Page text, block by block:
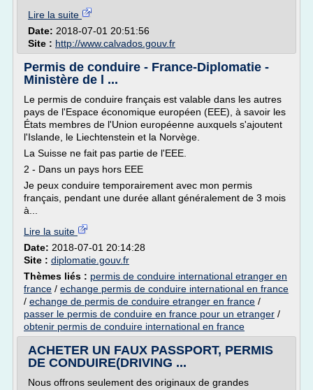
Lire la suite
Date: 2018-07-01 20:51:56
Site : http://www.calvados.gouv.fr
Permis de conduire - France-Diplomatie -
Ministère de l ...
Le permis de conduire français est valable dans les autres
pays de l'Espace économique européen (EEE), à savoir les
États membres de l'Union européenne auxquels s'ajoutent
l'Islande, le Liechtenstein et la Norvège.
La Suisse ne fait pas partie de l'EEE.
2 - Dans un pays hors EEE
Je peux conduire temporairement avec mon permis
français, pendant une durée allant généralement de 3 mois
à...
Lire la suite
Date: 2018-07-01 20:14:28
Site : diplomatie.gouv.fr
Thèmes liés : permis de conduire international etranger en
france / echange permis de conduire international en france
/ echange de permis de conduire etranger en france /
passer le permis de conduire en france pour un etranger /
obtenir permis de conduire international en france
ACHETER UN FAUX PASSPORT, PERMIS
DE CONDUIRE(DRIVING ...
Nous offrons seulement des originaux de grandes